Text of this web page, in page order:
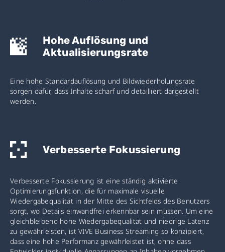
Hohe Auflösung und
Aktualisierungsrate
Eine hohe Standardauflösung und Bildwiederholungsrate
sorgen dafür, dass Inhalte scharf und detailliert dargestellt
werden.
Verbesserte Fokussierung
Verbesserte Fokussierung ist eine ständig aktivierte
Optimierungsfunktion, die für maximale visuelle
Wiedergabequalität in der Mitte des Sichtfelds des Benutzers
sorgt, wo Details einwandfrei erkennbar sein müssen. Um eine
gleichbleibend hohe Wiedergabequalität und niedrige Latenz
zu gewährleisten, ist VIVE Business Streaming so konzipiert,
dass eine hohe Performanz gewährleistet ist, ohne dass